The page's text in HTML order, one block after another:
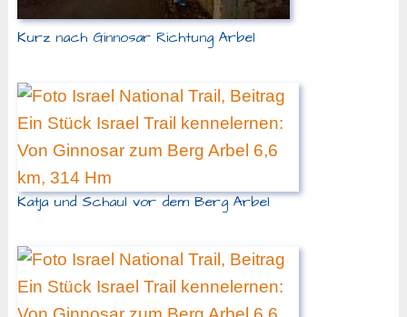
Kurz nach Ginnosar Richtung Arbel
Katja und Schaul vor dem Berg Arbel